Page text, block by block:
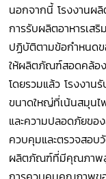
นอกจากนี้ โรงงานผ
การรับผลิตอาหารเส
ปฏิบัติตามข้อกำหนดข
ให้ผลิตภัณฑ์สอดคล้อ
โดยรวมแล้ว โรงงาน
ขนาดใหญ่ที่เน้นสมุน
และความปลอดภัยขอ
ควบคุมและตรวจสอบ
ผลิตภัณฑ์ที่มีคุณภาพสู